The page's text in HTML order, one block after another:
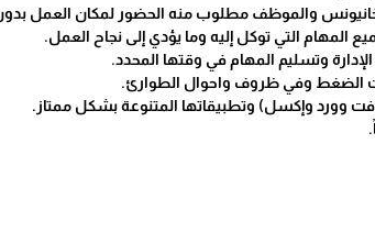
والموظف مطلوب منه الحضور لمكان العمل
المهام التي توكل إليه وما يؤدي إلى نجاح العمل.
وتسليم المهام في وقتها المحدد.
الضغط وفي ظروف واحوال الطوارئ.
وورد وإكسل) وتطبيقاتها المتنوعة بشكل ممتاز.